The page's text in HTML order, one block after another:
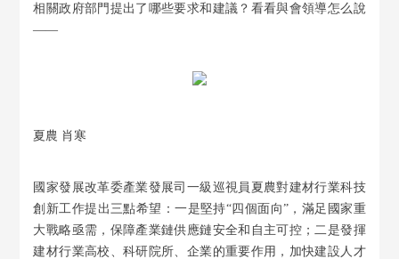
相關政府部門提出了哪些要求和建議？看看與會領導怎么說
——
夏農 肖寒
國家發展改革委產業發展司一級巡視員夏農對建材行業科技
創新工作提出三點希望：一是堅持“四個面向”，滿足國家重
大戰略亟需，保障產業鏈供應鏈安全和自主可控；二是發揮
建材行業高校、科研院所、企業的重要作用，加快建設人才